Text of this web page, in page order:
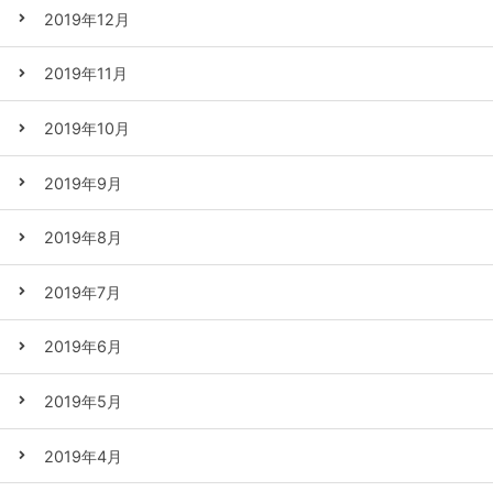
2019年12月
2019年11月
2019年10月
2019年9月
2019年8月
2019年7月
2019年6月
2019年5月
2019年4月